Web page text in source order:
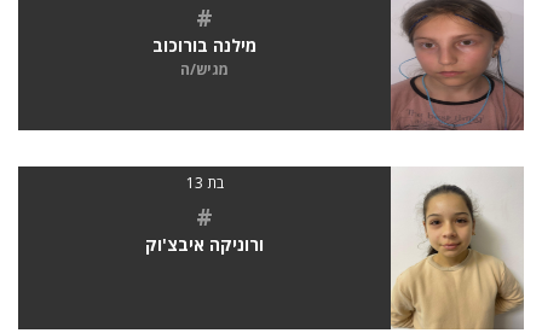
#
מילנה בורוכוב
מגיש/ה
בת 13
#
ורוניקה איבצ'וק